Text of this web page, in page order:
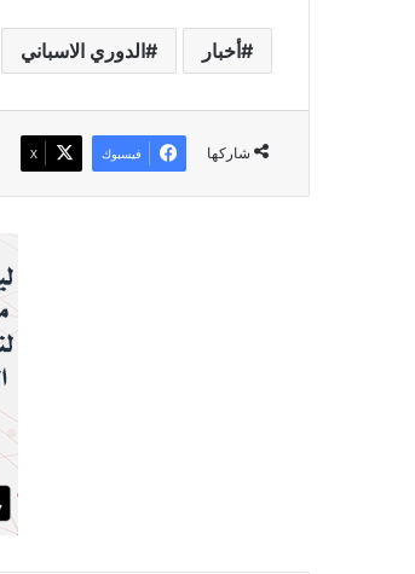
أخبار الدوري الاسباني
شاركها فيسبوك ‫X